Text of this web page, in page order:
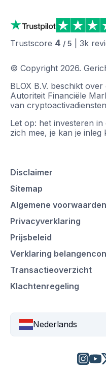
Trustscore 4 / 5 3k
© Copyright 2026.
BLOX B.V. beschikt
Autoriteit Financiële
van
Let op: het investeren
zich mee, je kan je inleg
Disclaimer
Sitemap
Algemene voorwaarden
Privacyverklaring
Prijsbeleid
Verklaring
Transactieoverzicht
Klachtenregeling
Nederlands